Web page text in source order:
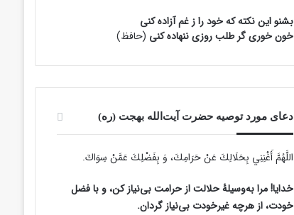
بشنو این نکته که خود را ز غم آزاده کنی
خون خوری گر طلب روزی ننهاده کنی (حافظ)
دعای مورد توصیه حضرت آیت‌الله بهجت (ره)
اللَّهُمَّ أَغْنِنِي بِحَلَالِكَ عَنْ حَرَامِكَ، وَ بِفَضْلِكَ عَمَّنْ سِوَاكَ‏.
خدایا! مرا به‌وسیلۀ حلالت از حرامت بی‌نیاز کن، و با فضل
خودت، از هرچه غیرخودت بی‌نیاز گردان.